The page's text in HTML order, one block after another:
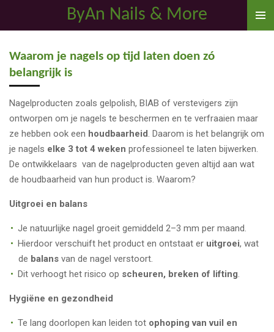
direct
de
hoofdinhoud
ByAn Nails & More
Waarom je nagels op tijd laten doen zó
belangrijk is
Nagelproducten zoals gelpolish, BIAB of verstevigers zijn
ontworpen om je nagels te beschermen en te verfraaien maar
ze hebben ook een houdbaarheid. Daarom is het belangrijk om
je nagels elke 3 tot 4 weken professioneel te laten bijwerken.
De ontwikkelaars van de nagelproducten geven altijd aan wat
de houdbaarheid van hun product is. Waarom?
Uitgroei en balans
Je natuurlijke nagel groeit gemiddeld 2–3 mm per maand.
Hierdoor verschuift het product en ontstaat er uitgroei, wat
de balans van de nagel verstoort.
Dit verhoogt het risico op scheuren, breken of lifting.
Hygiëne en gezondheid
Te lang doorlopen kan leiden tot ophoping van vuil en